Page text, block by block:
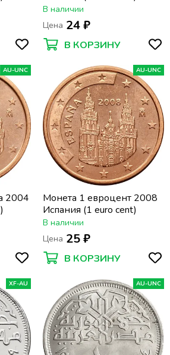
В наличии
Цена 24 ₽
В КОРЗИНУ
AU-UNC
2004
AU-UNC
Монета 1 евроцент 2008
Испания (1 euro cent)
В наличии
Цена 25 ₽
В КОРЗИНУ
XF-AU AU-UNC